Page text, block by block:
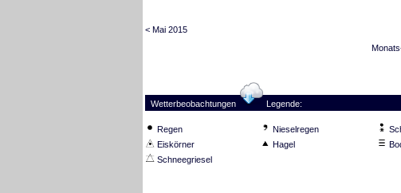
< Mai 2015
Wetterbeobachtungen Legende:
Regen Nieselregen
Eiskörner
Hagel
Schneegriesel